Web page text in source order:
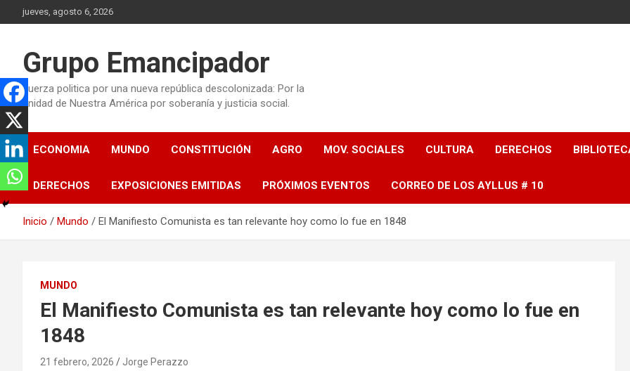
Saltar
al
jueves, agosto 6, 2026
Grupo Emancipador
Fuerza politica por una nueva república descolonizada: Por la
unidad de Nuestra América por soberanía y justicia social.
ECONOMIA MUNDO CONSTITUCIÓN AGRO MOV. SOCIALES CULTURA DERECHOS
DERECHOS EXPOSICIONES EMITIDAS PRÓXIMOS EVENTOS CORREO DE LOS AYLLUS # 10
Inicio Mundo El Manifiesto Comunista es tan relevante hoy como lo fue en 1848
MUNDO
El Manifiesto Comunista es tan relevante hoy como lo fue en
1848
21 febrero, 2026 Jorge Perazzo